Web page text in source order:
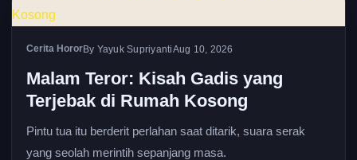
Cerita HororBy Yayuk SupriyantiAug 10, 2026
Malam Teror: Kisah Gadis yang
Terjebak di Rumah Kosong
Pintu tua itu berderit perlahan saat ditarik, suara serak
yang seolah merintih sepanjang masa.